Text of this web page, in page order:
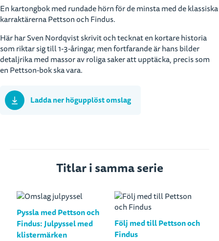
En kartongbok med rundade hörn för de minsta med de klassiska
karraktärerna Pettson och Findus.
Här har Sven Nordqvist skrivit och tecknat en kortare historia
som riktar sig till 1-3-åringar, men fortfarande är hans bilder
detaljrika med massor av roliga saker att upptäcka, precis som
en Pettson-bok ska vara.
Ladda ner högupplöst omslag
Titlar i samma serie
Pyssla med Pettson och
Findus: Julpyssel med
klistermärken
Följ med till Pettson och
Findus